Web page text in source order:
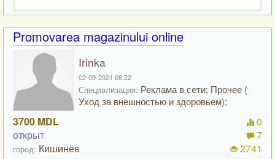
Promovarea magazinului online
Irinka
02-09-2021 08:22
Специализация: Реклама в сети; Прочее (
Уход за внешностью и здоровьем);
3700 MDL
открыт
город: Кишинёв
0
7
2741